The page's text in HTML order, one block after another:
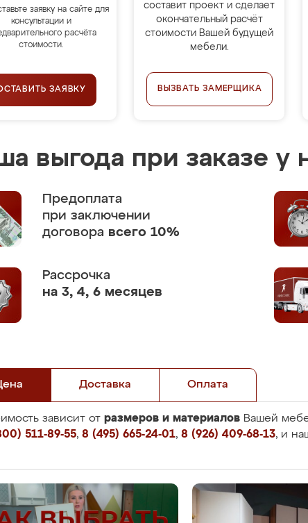
заявку на сайте для
консультации и
расчёта
стоимости.
ЗАЯВКУ
составит проект и сделает
окончательный расчёт
стоимости Вашей будущей
мебели.
ВЫЗВАТЬ ЗАМЕРЩИКА
выгода при заказе у
Предоплата
при заключении
договора всего 10%
Рассрочка
на 3, 4, 6 месяцев
Доставка Оплата
зависит от размеров и материалов Вашей
511-89-55, 8 (495) 665-24-01, 8 (926) 409-68-13, и